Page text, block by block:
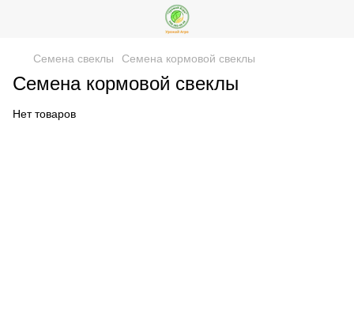
Семена свеклы Семена кормовой свеклы
Семена кормовой свеклы
Нет товаров